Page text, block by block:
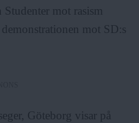
mot rasism
mot SD:s
Göteborg visar på